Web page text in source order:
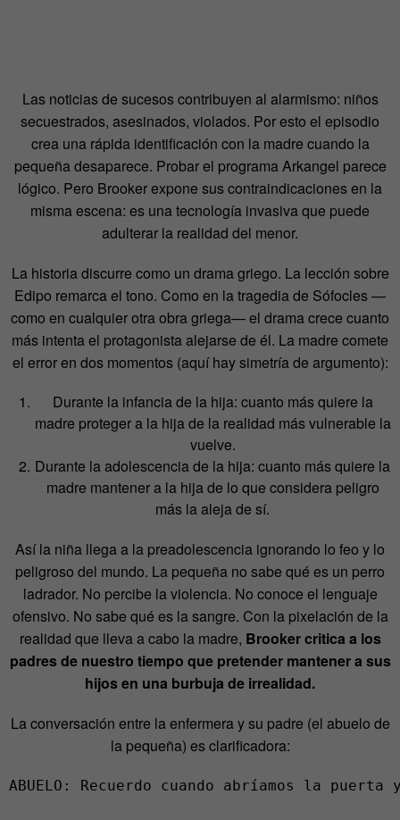
Las noticias de sucesos contribuyen al alarmismo: niños
secuestrados, asesinados, violados. Por esto el episodio
crea una rápida identificación con la madre cuando la
pequeña desaparece. Probar el programa Arkangel parece
lógico. Pero Brooker expone sus contraindicaciones en la
misma escena: es una tecnología invasiva que puede
adulterar la realidad del menor.
La historia discurre como un drama griego. La lección sobre
Edipo remarca el tono. Como en la tragedia de Sófocles —
como en cualquier otra obra griega— el drama crece cuanto
más intenta el protagonista alejarse de él. La madre comete
el error en dos momentos (aquí hay simetría de argumento):
Durante la infancia de la hija: cuanto más quiere la
madre proteger a la hija de la realidad más vulnerable la
vuelve.
Durante la adolescencia de la hija: cuanto más quiere la
madre mantener a la hija de lo que considera peligro
más la aleja de sí.
Así la niña llega a la preadolescencia ignorando lo feo y lo
peligroso del mundo. La pequeña no sabe qué es un perro
ladrador. No percibe la violencia. No conoce el lenguaje
ofensivo. No sabe qué es la sangre. Con la pixelación de la
realidad que lleva a cabo la madre, Brooker critica a los
padres de nuestro tiempo que pretender mantener a sus
hijos en una burbuja de irrealidad.
La conversación entre la enfermera y su padre (el abuelo de
la pequeña) es clarificadora:
ABUELO: Recuerdo cuando abríamos la